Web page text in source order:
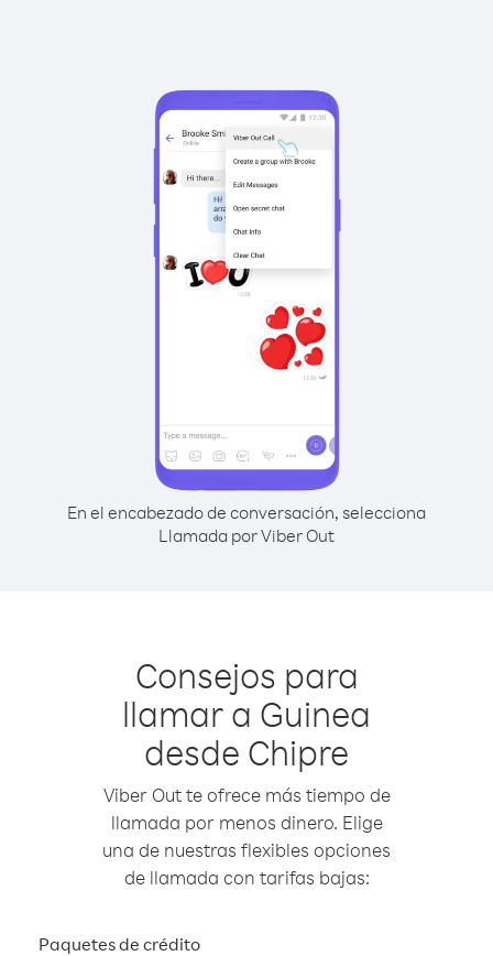
En el encabezado de conversación, selecciona
Llamada por Viber Out
Consejos para
llamar a Guinea
desde Chipre
Viber Out te ofrece más tiempo de
llamada por menos dinero. Elige
una de nuestras flexibles opciones
de llamada con tarifas bajas:
Paquetes de crédito